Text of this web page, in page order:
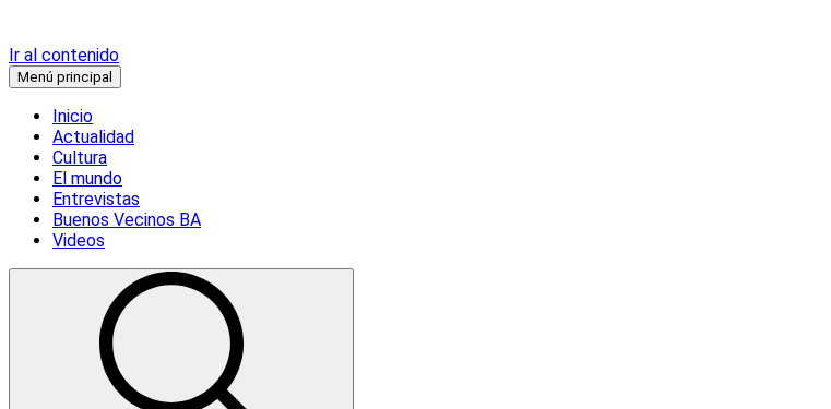
Ir al contenido
Menú principal
Inicio
Actualidad
Cultura
El mundo
Entrevistas
Buenos Vecinos BA
Videos